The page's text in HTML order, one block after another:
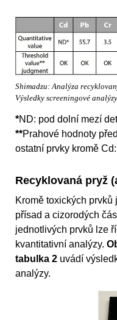
Shimadzu: Analýza
Výsledky screeningové
*ND: pod dolní mezí
**Prahové hodnoty
ostatní prvky kromě
Recyklovaná pryž
Kromě toxických
přísad a cizorodých
jednotlivých prvků lze
kvantitativní analýzy.
tabulka 2 uvádí
analýzy.